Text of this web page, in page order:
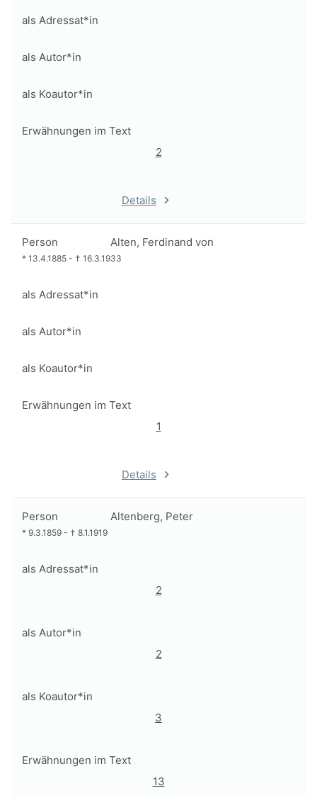
als Adressat*in
als Autor*in
als Koautor*in
Erwähnungen im Text
2
Details
Person Alten, Ferdinand von
* 13.4.1885 - † 16.3.1933
als Adressat*in
als Autor*in
als Koautor*in
Erwähnungen im Text
1
Details
Person Altenberg, Peter
* 9.3.1859 - † 8.1.1919
als Adressat*in
2
als Autor*in
2
als Koautor*in
3
Erwähnungen im Text
13